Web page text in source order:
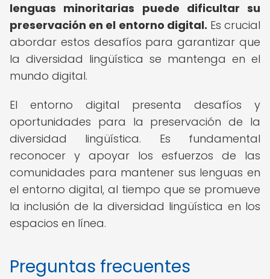
lenguas minoritarias puede dificultar su
preservación en el entorno digital. Es crucial
abordar estos desafíos para garantizar que
la diversidad lingüística se mantenga en el
mundo digital.
El entorno digital presenta desafíos y
oportunidades para la preservación de la
diversidad lingüística. Es fundamental
reconocer y apoyar los esfuerzos de las
comunidades para mantener sus lenguas en
el entorno digital, al tiempo que se promueve
la inclusión de la diversidad lingüística en los
espacios en línea.
Preguntas frecuentes